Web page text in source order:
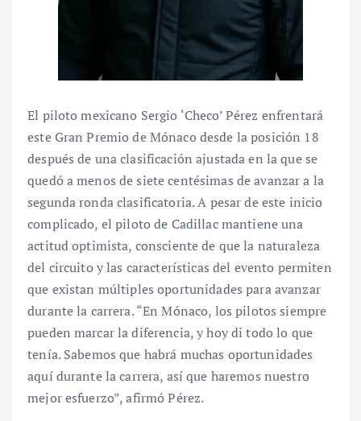
El piloto mexicano Sergio ‘Checo’ Pérez enfrentará
este Gran Premio de Mónaco desde la posición 18
después de una clasificación ajustada en la que se
quedó a menos de siete centésimas de avanzar a la
segunda ronda clasificatoria. A pesar de este inicio
complicado, el piloto de Cadillac mantiene una
actitud optimista, consciente de que la naturaleza
del circuito y las características del evento permiten
que existan múltiples oportunidades para avanzar
durante la carrera. “En Mónaco, los pilotos siempre
pueden marcar la diferencia, y hoy di todo lo que
tenía. Sabemos que habrá muchas oportunidades
aquí durante la carrera, así que haremos nuestro
mejor esfuerzo”, afirmó Pérez.